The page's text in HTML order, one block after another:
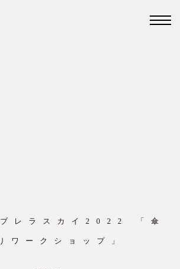
ブレラスカイ2022 「傘
ワークショップ」